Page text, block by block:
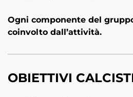
Ogni componente del
coinvolto dall’attività.
OBIETTIVI